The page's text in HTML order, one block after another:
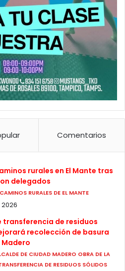
Comentarios
rurales en El Mante tras
delegados
RURALES DE EL MANTE
transferencia de residuos
recolección de basura
DE CIUDAD MADERO OBRA DE LA
DE RESIDUOS SÓLIDOS